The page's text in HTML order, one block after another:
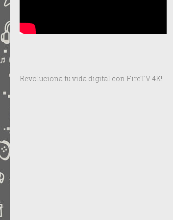
Revoluciona tu vida digital con FireTV 4K!